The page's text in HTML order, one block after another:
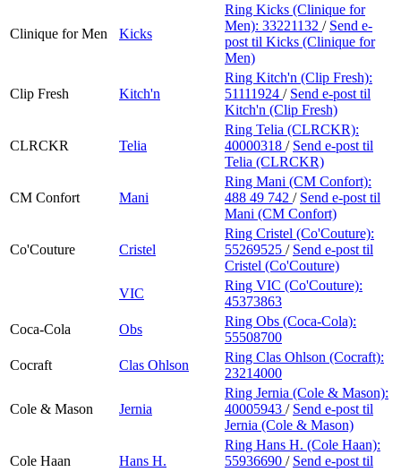
Clinique for Men Kicks
Ring Kicks (Clinique for
Men): 33221132 / Send e-
post til Kicks (Clinique for
Men)
Clip Fresh Kitch'n
Ring Kitch'n (Clip Fresh):
51111924 / Send e-post til
Kitch'n (Clip Fresh)
CLRCKR Telia
Ring Telia (CLRCKR):
40000318 / Send e-post til
Telia (CLRCKR)
CM Confort Mani
Ring Mani (CM Confort):
488 49 742 / Send e-post til
Mani (CM Confort)
Co'Couture Cristel
Ring Cristel (Co'Couture):
55269525 / Send e-post til
Cristel (Co'Couture)
VIC
Ring VIC (Co'Couture):
45373863
Coca-Cola
Obs
Ring Obs (Coca-Cola):
55508700
Cocraft
Clas Ohlson
Ring Clas Ohlson (Cocraft):
23214000
Cole & Mason Jernia
Ring Jernia (Cole & Mason):
40005943 / Send e-post til
Jernia (Cole & Mason)
Cole Haan Hans H.
Ring Hans H. (Cole Haan):
55936690 / Send e-post til